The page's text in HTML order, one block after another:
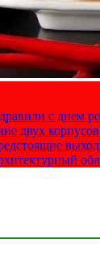
с днем
двух